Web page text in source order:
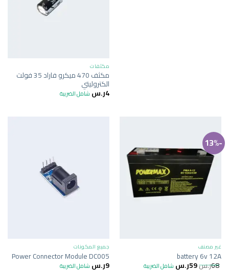
مكثفات
مكثف 470 ميكرو فاراد 35 فولت
الكتروليتي
4ر.س شامل الضريبة
-13%
غير مصنف
battery 6v 12A
68ر.س59ر.س شامل الضريبة
جميع المكونات
Power Connector Module DC005
9ر.س شامل الضريبة